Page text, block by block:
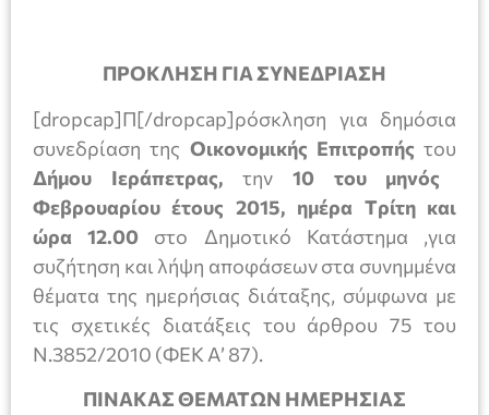
ΠΡΟΚΛΗΣΗ ΓΙΑ ΣΥΝΕΔΡΙΑΣΗ
[dropcap]Π[/dropcap]ρόσκληση για δημόσια
συνεδρίαση της Οικονομικής Επιτροπής του
Δήμου Ιεράπετρας,την10 του μηνός
Φεβρουαρίου έτους 2015, ημέρα Tρίτη και
ώρα 12.00 στο Δημοτικό Κατάστημα ,για
συζήτηση και λήψη αποφάσεων στα συνημμένα
θέματα της ημερήσιας διάταξης, σύμφωνα με
τις σχετικές διατάξεις του άρθρου 75 του
Ν.3852/2010 (ΦΕΚ Α’ 87).
ΠΙΝΑΚΑΣ ΘΕΜΑΤΩΝ ΗΜΕΡΗΣΙΑΣ